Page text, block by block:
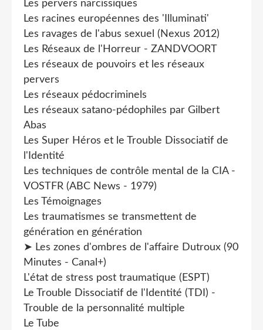
Les pervers narcissiques
Les racines européennes des 'Illuminati'
Les ravages de l'abus sexuel (Nexus 2012)
Les Réseaux de l'Horreur - ZANDVOORT
Les réseaux de pouvoirs et les réseaux
pervers
Les réseaux pédocriminels
Les réseaux satano-pédophiles par Gilbert
Abas
Les Super Héros et le Trouble Dissociatif de
l'Identité
Les techniques de contrôle mental de la CIA -
VOSTFR (ABC News - 1979)
Les Témoignages
Les traumatismes se transmettent de
génération en génération
➤ Les zones d'ombres de l'affaire Dutroux (90
Minutes - Canal+)
L'état de stress post traumatique (ESPT)
Le Trouble Dissociatif de l'Identité (TDI) -
Trouble de la personnalité multiple
Le Tube